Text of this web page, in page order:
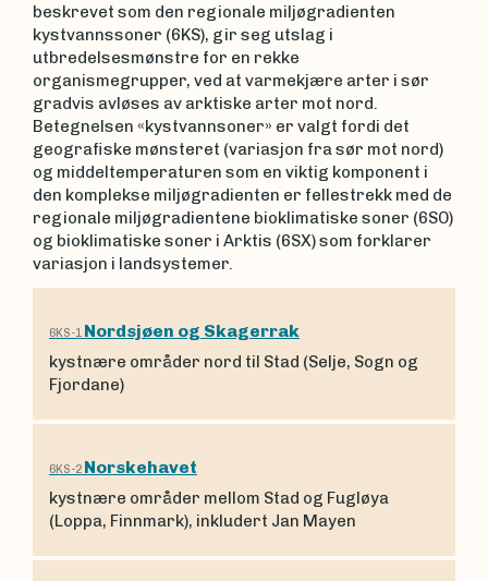
beskrevet som den regionale miljøgradienten
kystvannssoner (6KS), gir seg utslag i
utbredelsesmønstre for en rekke
organismegrupper, ved at varmekjære arter i sør
gradvis avløses av arktiske arter mot nord.
Betegnelsen «kystvannsoner» er valgt fordi det
geografiske mønsteret (variasjon fra sør mot nord)
og middeltemperaturen som en viktig komponent i
den komplekse miljøgradienten er fellestrekk med de
regionale miljøgradientene bioklimatiske soner (6SO)
og bioklimatiske soner i Arktis (6SX) som forklarer
variasjon i landsystemer.
6KS-1 Nordsjøen og Skagerrak
kystnære områder nord til Stad (Selje, Sogn og
Fjordane)
6KS-2 Norskehavet
kystnære områder mellom Stad og Fugløya
(Loppa, Finnmark), inkludert Jan Mayen